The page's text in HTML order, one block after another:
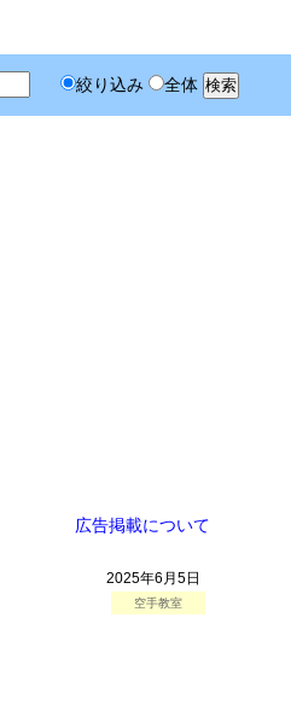
絞り込み 全体
広告掲載について
2025年6月5日
空手教室